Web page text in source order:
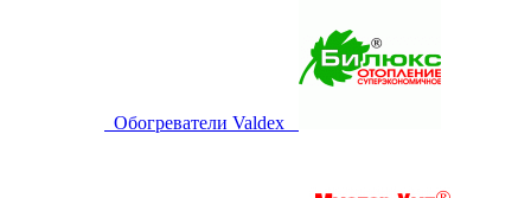
Обогреватели Valdex